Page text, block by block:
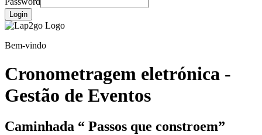
Login
Bem-vindo
Cronometragem eletrónica -
Gestão de Eventos
Caminhada “ Passos que constroem”